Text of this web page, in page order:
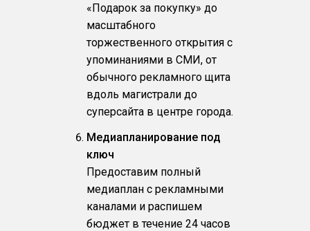
«Подарок за покупку» до
масштабного
торжественного открытия с
упоминаниями в СМИ, от
обычного рекламного щита
вдоль магистрали до
суперсайта в центре города.
Медиапланирование под
ключ
Предоставим полный
медиаплан с рекламными
каналами и распишем
бюджет в течение 24 часов